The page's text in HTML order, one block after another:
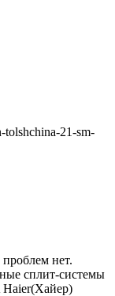
tolshchina-21-sm-
нет.
сплит-системы
Haier(Хайер)